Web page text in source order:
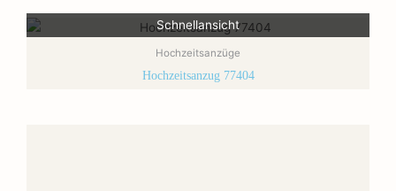
Schnellansicht
Hochzeitsanzüge
Hochzeitsanzug 77404